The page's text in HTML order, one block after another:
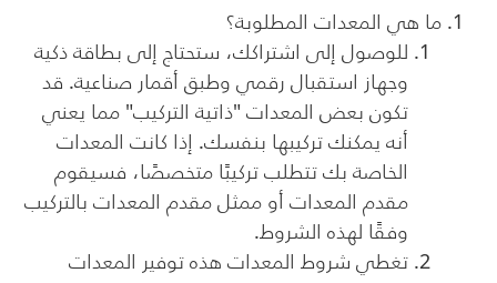
ما هي المعدات المطلوبة؟
للوصول إلى اشتراكك، ستحتاج إلى بطاقة ذكية
وجهاز استقبال رقمي وطبق أقمار صناعية. قد
تكون بعض المعدات "ذاتية التركيب" مما يعني
أنه يمكنك تركيبها بنفسك. إذا كانت المعدات
الخاصة بك تتطلب تركيبًا متخصصًا، فسيقوم
مقدم المعدات أو ممثل مقدم المعدات بالتركيب
وفقًا لهذه الشروط.
تغطي شروط المعدات هذه توفير المعدات